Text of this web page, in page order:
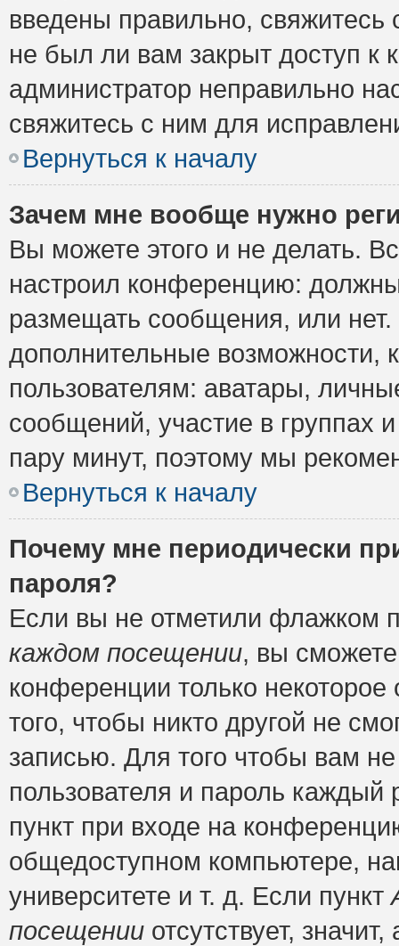
введены правильно,
не был ли вам закрыт доступ к
администратор неправильно
свяжитесь с ним для
Вернуться к началу
Зачем мне вообще нужно
Вы можете этого и не делать.
настроил конференцию:
размещать сообщения, или
дополнительные возможности,
пользователям: аватары,
сообщений, участие в группах
пару минут, поэтому мы
Вернуться к началу
Почему мне периодически
пароля?
Если вы не отметили флажком
каждом посещении, вы
конференции только
того, чтобы никто другой не
записью. Для того чтобы вам
пользователя и пароль
пункт при входе на
общедоступном компьютере,
университете и т. д. Если пункт
посещении отсутствует,